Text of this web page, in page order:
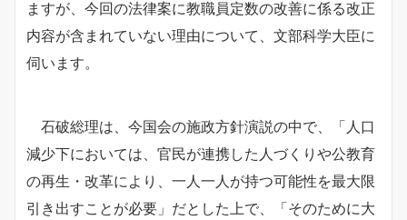
ますが、今回の法律案に教職員定数の改善に係る改正
内容が含まれていない理由について、文部科学大臣に
伺います。
石破総理は、今国会の施政方針演説の中で、「人口
減少下においては、官民が連携した人づくりや公教育
の再生・改革により、一人一人が持つ可能性を最大限
引き出すことが必要」だとした上で、「そのために大